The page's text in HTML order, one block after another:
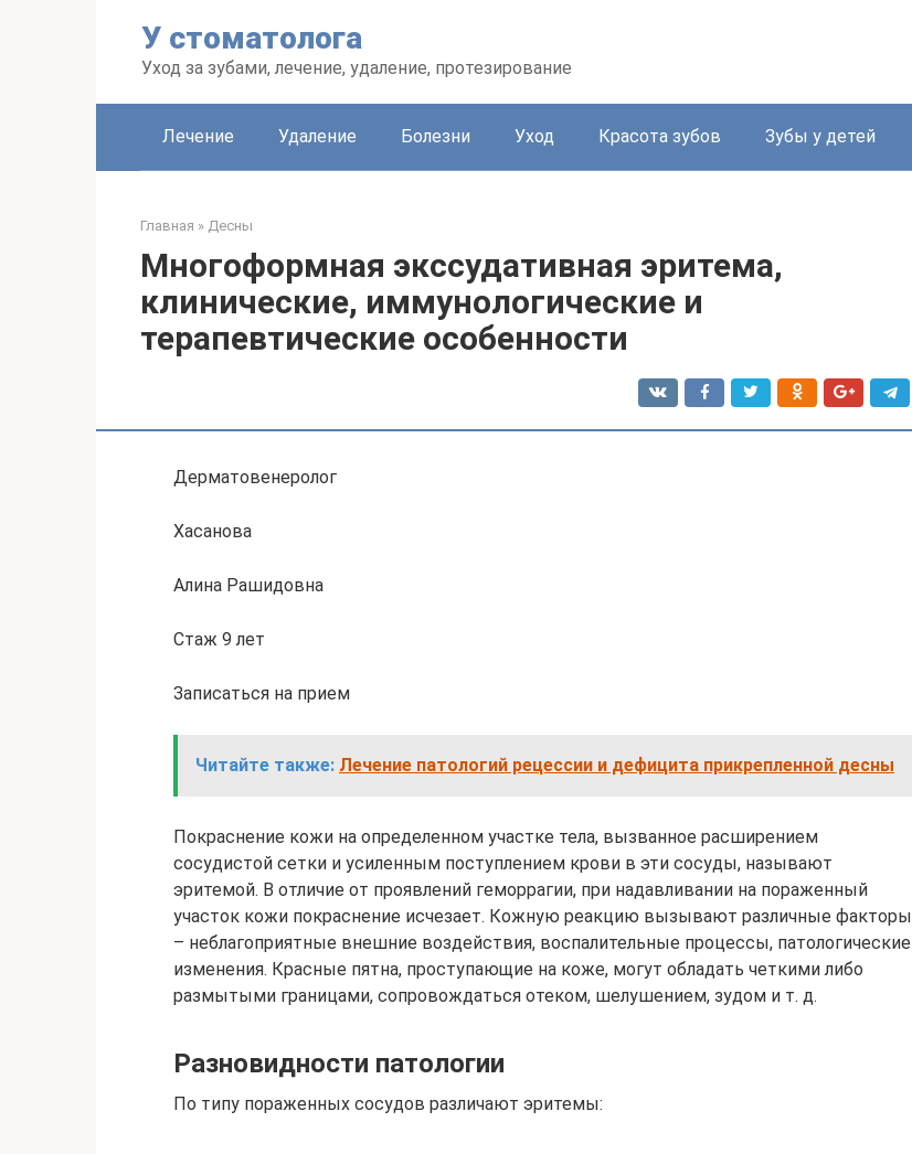
У стоматолога
Уход за зубами, лечение, удаление, протезирование
Лечение Удаление Болезни Уход Красота зубов Зубы у детей
Главная » Десны
Многоформная экссудативная эритема,
клинические, иммунологические и
терапевтические особенности
Дерматовенеролог
Хасанова
Алина Рашидовна
Стаж 9 лет
Записаться на прием
Читайте также: Лечение патологий рецессии и дефицита прикрепленной десны
Покраснение кожи на определенном участке тела, вызванное расширением
сосудистой сетки и усиленным поступлением крови в эти сосуды, называют
эритемой. В отличие от проявлений геморрагии, при надавливании на пораженный
участок кожи покраснение исчезает. Кожную реакцию вызывают различные факторы
– неблагоприятные внешние воздействия, воспалительные процессы, патологические
изменения. Красные пятна, проступающие на коже, могут обладать четкими либо
размытыми границами, сопровождаться отеком, шелушением, зудом и т. д.
Разновидности патологии
По типу пораженных сосудов различают эритемы: